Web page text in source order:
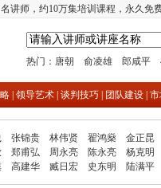
讲师，约10万集培训课程，永久免
热门： 唐朝 俞凌雄 郎咸平
| 领导艺术| 谈判技巧| 团队建设| 市
张锦贵 林伟贤 翟鸿燊 金正昆
郑甫弘 周永亮 陈永亮 杨克明
高建华 臧日宏 史东明 陆满平